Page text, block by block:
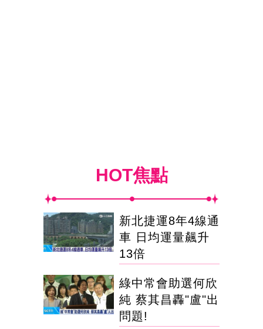
HOT焦點
新北捷運8年4線通
車 日均運量飆升
13倍
綠中常會助選何欣
純 蔡其昌轟"盧"出
問題!